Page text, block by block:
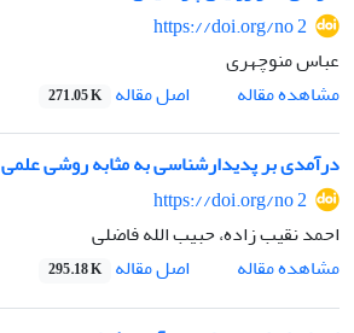
https://doi.org/no 2
عباس منوچهری
مشاهده مقاله
اصل مقاله 271.05 K
درآمدی بر پدیدارشناسی به مثابه روشی علمی
https://doi.org/no 2
احمد نقیب زاده، حبیب الله فاضلی
مشاهده مقاله
اصل مقاله 295.18 K